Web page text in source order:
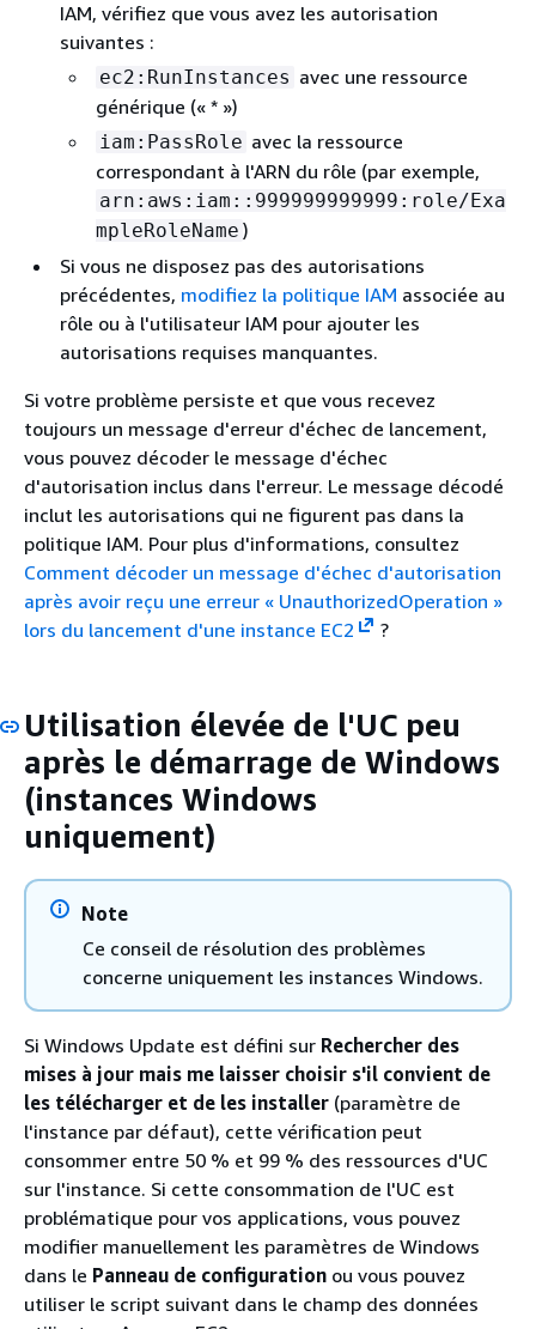
IAM, vérifiez que vous avez les autorisation
suivantes :
ec2:RunInstances avec une ressource
générique (« * »)
iam:PassRole avec la ressource
correspondant à l'ARN du rôle (par exemple,
arn:aws:iam::999999999999:role/Exa
mpleRoleName )
Si vous ne disposez pas des autorisations
précédentes, modifiez la politique IAM associée au
rôle ou à l'utilisateur IAM pour ajouter les
autorisations requises manquantes.
Si votre problème persiste et que vous recevez
toujours un message d'erreur d'échec de lancement,
vous pouvez décoder le message d'échec
d'autorisation inclus dans l'erreur. Le message décodé
inclut les autorisations qui ne figurent pas dans la
politique IAM. Pour plus d'informations, consultez
Comment décoder un message d'échec d'autorisation
après avoir reçu une erreur « UnauthorizedOperation »
lors du lancement d'une instance EC2
?
Utilisation élevée de l'UC peu
après le démarrage de Windows
(instances Windows
uniquement)
Note
Ce conseil de résolution des problèmes
concerne uniquement les instances Windows.
Si Windows Update est défini sur Rechercher des
mises à jour mais me laisser choisir s'il convient de
les télécharger et de les installer (paramètre de
l'instance par défaut), cette vérification peut
consommer entre 50 % et 99 % des ressources d'UC
sur l'instance. Si cette consommation de l'UC est
problématique pour vos applications, vous pouvez
modifier manuellement les paramètres de Windows
dans le Panneau de configuration ou vous pouvez
utiliser le script suivant dans le champ des données